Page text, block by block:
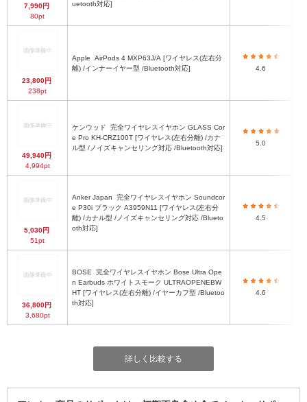
7,990円
80pt
uetooth対応]
23,800円
238pt
Apple
離) /インナーイヤー型 /Bluetooth対応]
4.6
49,940円
4,994pt
ケンウッド
e Pro KH-CRZ100T [ワイヤレス(左右分離) /カナ
ル型 /ノイズキャンセリング対応 /Bluetooth対応]
5.0
5,030円
51pt
Anker Japan
e P30i ブラック A3959N11 [ワイヤレス(左右分
離) /カナル型 /ノイズキャンセリング対応 /Blueto
oth対応]
4.5
36,800円
3,680pt
BOSE
n Earbuds ホワイトスモーク ULTRAOPENEBW
HT [ワイヤレス(左右分離) /イヤーカフ型 /Bluetoo
th対応]
4.6
詳しく比較する